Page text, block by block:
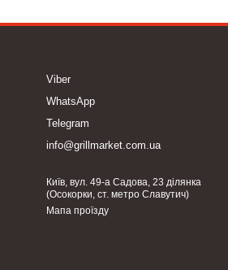
Viber
WhatsApp
Telegram
info@grillmarket.com.ua
Київ, вул. 49-а Садова, 23 ділянка
(Осокорки, ст. метро Славутич)
Мапа проїзду